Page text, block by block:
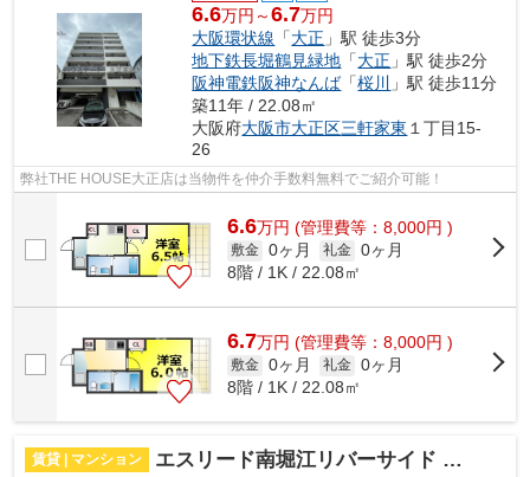
6.6万円～6.7万円
大阪環状線 「大正 」駅 徒歩3分
地下鉄長堀鶴見緑地 「大正 」駅 徒歩2分
阪神電鉄阪神なんば「桜川
」駅 徒歩11分
築11年 / 22.08㎡
大阪府大阪市大正区三軒家東 １丁目15-
26
弊社THE HOUSE大正店は当物件を仲介手数料無料でご紹介可能！
6.6万円 (管理費等：8,000円 )
敷金 0ヶ月 礼金 0ヶ月
8階 / 1K / 22.08㎡
6.7万円 (管理費等：8,000円 )
敷金 0ヶ月 礼金 0ヶ月
8階 / 1K / 22.08㎡
賃貸 | マンション エスリード南堀江リバーサイド 仲介手数料無料